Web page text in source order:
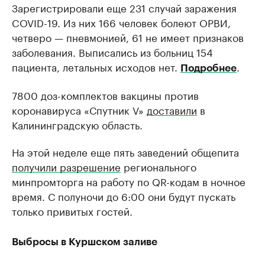
Зарегистрировали еще 231 случай заражения
COVID-19. Из них 166 человек болеют ОРВИ,
четверо — пневмонией, 61 не имеет признаков
заболевания. Выписались из больниц 154
пациента, летальных исходов нет.
Подробнее
7800 доз-комплектов вакцины против
коронавируса «Спутник V» доставили в
Калининградскую область.
На этой неделе еще пять заведений общепита
получили разрешение регионального
минпромторга на работу по QR-кодам в ночное
время. С полуночи до 6:00 они будут пускать
только привитых гостей.
Выбросы в Куршском заливе